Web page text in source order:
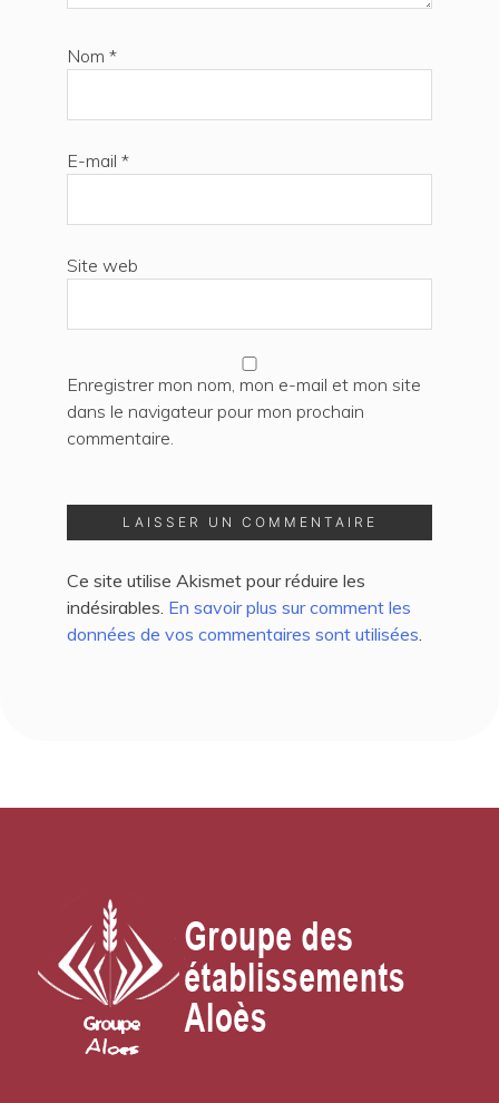
Nom *
E-mail *
Site web
Enregistrer mon nom, mon e-mail et mon site
dans le navigateur pour mon prochain
commentaire.
Ce site utilise Akismet pour réduire les
indésirables. En savoir plus sur comment les
données de vos commentaires sont utilisées